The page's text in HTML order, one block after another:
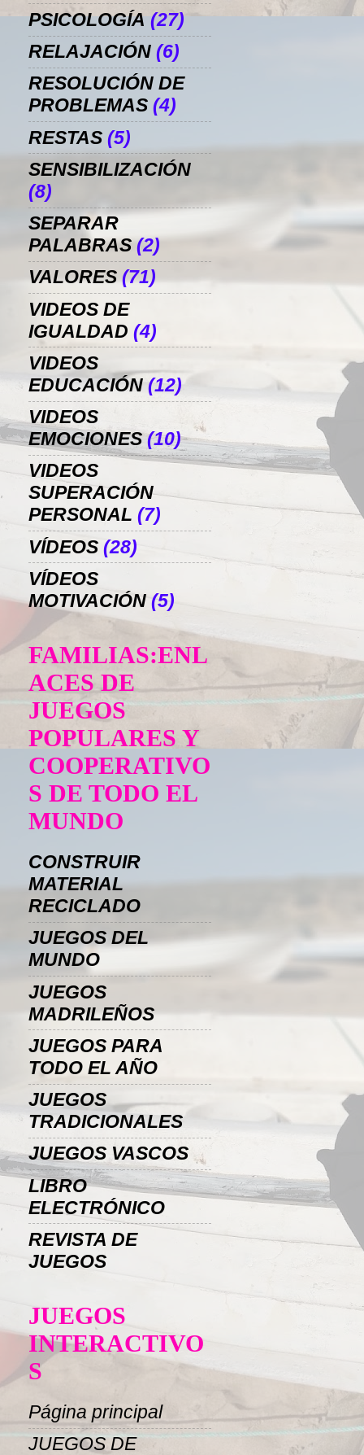
PSICOLOGÍA (27)
RELAJACIÓN (6)
RESOLUCIÓN DE
PROBLEMAS (4)
RESTAS (5)
SENSIBILIZACIÓN
(8)
SEPARAR
PALABRAS (2)
VALORES (71)
VIDEOS DE
IGUALDAD (4)
VIDEOS
EDUCACIÓN (12)
VIDEOS
EMOCIONES (10)
VIDEOS
SUPERACIÓN
PERSONAL (7)
VÍDEOS (28)
VÍDEOS
MOTIVACIÓN (5)
FAMILIAS:ENL
ACES DE
JUEGOS
POPULARES Y
COOPERATIVO
S DE TODO EL
MUNDO
CONSTRUIR
MATERIAL
RECICLADO
JUEGOS DEL
MUNDO
JUEGOS
MADRILEÑOS
JUEGOS PARA
TODO EL AÑO
JUEGOS
TRADICIONALES
JUEGOS VASCOS
LIBRO
ELECTRÓNICO
REVISTA DE
JUEGOS
JUEGOS
INTERACTIVO
S
Página principal
JUEGOS DE